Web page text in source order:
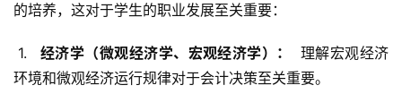
的培养，这对于学生的职业发展至关重要：
1.
  经济学（微观经济学、宏观经济学）：
理解宏观经济
环境和微观经济运行规律对于会计决策至关重要。